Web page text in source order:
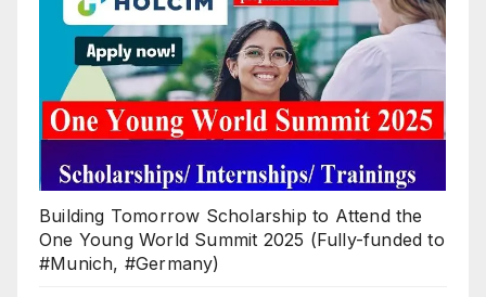
Building Tomorrow Scholarship to Attend the
One Young World Summit 2025 (Fully-funded to
#Munich, #Germany)